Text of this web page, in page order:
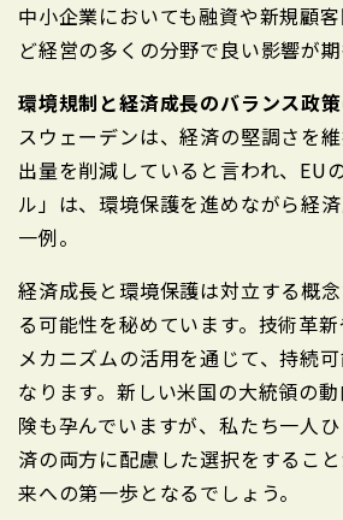
中小企業においても融資や新規顧
ど経営の多くの分野で良い影響が期
環境規制と経済成長のバランス政
スウェーデンは、経済の堅調さを
出量を削減していると言われ、EU
ル」は、環境保護を進めながら経
一例。
経済成長と環境保護は対立する概
る可能性を秘めています。技術革
メカニズムの活用を通じて、持続
なります。新しい米国の大統領の
険も孕んでいますが、私たち一人
済の両方に配慮した選択をするこ
来への第一歩となるでしょう。